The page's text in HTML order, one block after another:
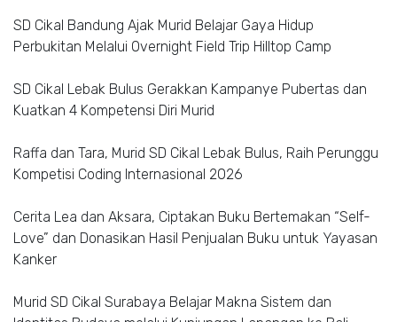
SD Cikal Bandung Ajak Murid Belajar Gaya Hidup
Perbukitan Melalui Overnight Field Trip Hilltop Camp
SD Cikal Lebak Bulus Gerakkan Kampanye Pubertas dan
Kuatkan 4 Kompetensi Diri Murid
Raffa dan Tara, Murid SD Cikal Lebak Bulus, Raih Perunggu
Kompetisi Coding Internasional 2026
Cerita Lea dan Aksara, Ciptakan Buku Bertemakan “Self-
Love” dan Donasikan Hasil Penjualan Buku untuk Yayasan
Kanker
Murid SD Cikal Surabaya Belajar Makna Sistem dan